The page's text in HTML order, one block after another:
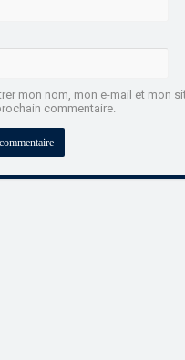
mon nom, mon e-mail et mon
commentaire.